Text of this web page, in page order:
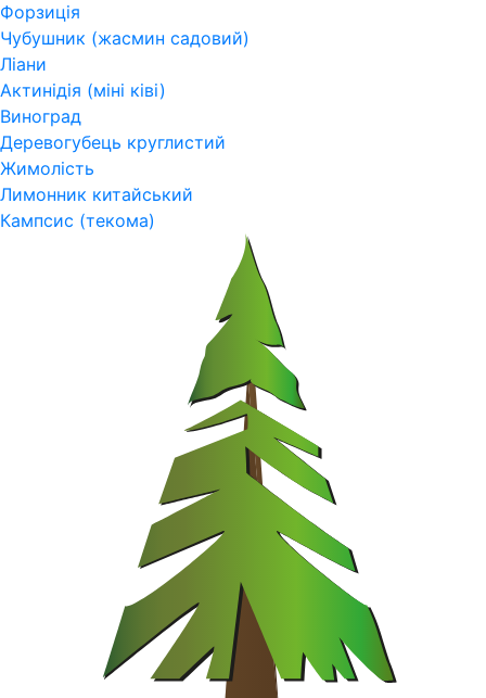
Форзиція
Чубушник (жасмин садовий)
Ліани
Актинідія (міні ківі)
Виноград
Деревогубець круглистий
Жимолість
Лимонник китайський
Кампсис (текома)